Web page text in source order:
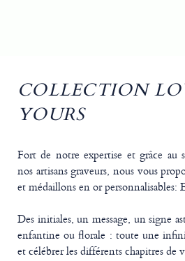
COLLECTION
YOURS
Fort de notre expertise et grâce au
nos artisans graveurs, nous vous
et médaillons en or personnalisables:
Des initiales, un message, un signe
enfantine ou florale : toute une
et célébrer les différents chapitres de